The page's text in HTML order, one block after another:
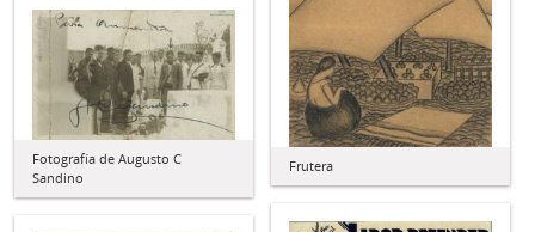
Frutera
Fotografía de Augusto C
Sandino